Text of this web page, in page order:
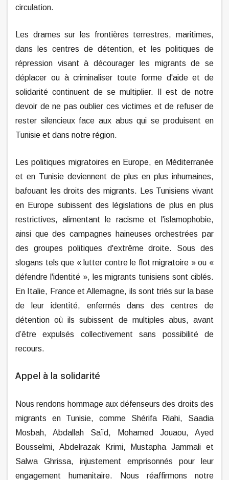
circulation.
Les drames sur les frontières terrestres, maritimes,
dans les centres de détention, et les politiques de
répression visant à décourager les migrants de se
déplacer ou à criminaliser toute forme d'aide et de
solidarité continuent de se multiplier. Il est de notre
devoir de ne pas oublier ces victimes et de refuser de
rester silencieux face aux abus qui se produisent en
Tunisie et dans notre région.
Les politiques migratoires en Europe, en Méditerranée
et en Tunisie deviennent de plus en plus inhumaines,
bafouant les droits des migrants. Les Tunisiens vivant
en Europe subissent des législations de plus en plus
restrictives, alimentant le racisme et l'islamophobie,
ainsi que des campagnes haineuses orchestrées par
des groupes politiques d'extrême droite. Sous des
slogans tels que « lutter contre le flot migratoire » ou «
défendre l'identité », les migrants tunisiens sont ciblés.
En Italie, France et Allemagne, ils sont triés sur la base
de leur identité, enfermés dans des centres de
détention où ils subissent de multiples abus, avant
d’être expulsés collectivement sans possibilité de
recours.
Appel à la solidarité
Nous rendons hommage aux défenseurs des droits des
migrants en Tunisie, comme Shérifa Riahi, Saadia
Mosbah, Abdallah Saïd, Mohamed Jouaou, Ayed
Bousselmi, Abdelrazak Krimi, Mustapha Jammali et
Salwa Ghrissa, injustement emprisonnés pour leur
engagement humanitaire. Nous réaffirmons notre